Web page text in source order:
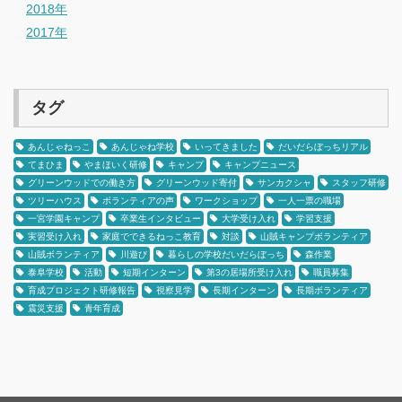
2018年
2017年
タグ
あんじゃねっこ あんじゃね学校 いってきました
だいだらぼっちリアル
てまひま
やまほいく研修 キャンプ
キャンプニュース
グリーンウッドでの働き方
グリーンウッド寄付 サンカクシャ
スタッフ研修
ツリーハウス
ボランティアの声 ワークショップ
一人一票の職場
一宮学園キャンプ
卒業生インタビュー 大学受け入れ
学習支援
実習受け入れ
家庭でできるねっこ教育 対談
山賊キャンプボランティア
山賊ボランティア
川遊び 暮らしの学校だいだらぼっち
森作業
泰阜学校
活動 短期インターン 第3の居場所受け入れ
職員募集
育成プロジェクト研修報告
視察見学 長期インターン
長期ボランティア
震災支援
青年育成